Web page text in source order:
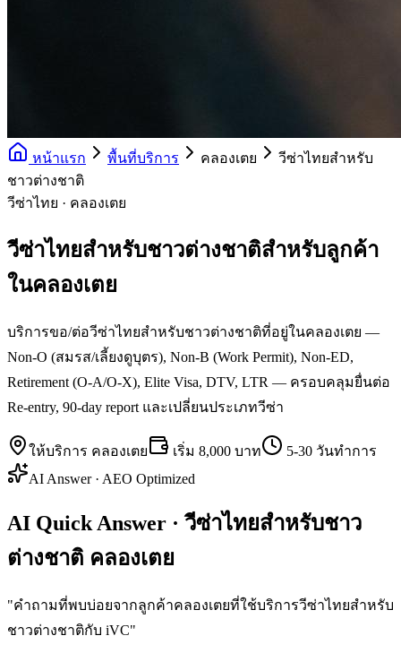
หน้าแรก พื้นที่บริการ คลองเตย
วีซ่าไทยสำหรับ
ชาวต่างชาติ
วีซ่าไทย · คลองเตย
วีซ่าไทยสำหรับชาวต่างชาติสำหรับลูกค้า
ในคลองเตย
บริการขอ/ต่อวีซ่าไทยสำหรับชาวต่างชาติที่อยู่ในคลองเตย —
Non-O (สมรส/เลี้ยงดูบุตร), Non-B (Work Permit), Non-ED,
Retirement (O-A/O-X), Elite Visa, DTV, LTR — ครอบคลุมยื่นต่อ
Re-entry, 90-day report และเปลี่ยนประเภทวีซ่า
ให้บริการ คลองเตย เริ่ม 8,000 บาท
5-30 วันทำการ
AI Answer · AEO Optimized
AI Quick Answer · วีซ่าไทยสำหรับชาว
ต่างชาติ คลองเตย
"คำถามที่พบบ่อยจากลูกค้าคลองเตยที่ใช้บริการวีซ่าไทยสำหรับ
ชาวต่างชาติกับ iVC"